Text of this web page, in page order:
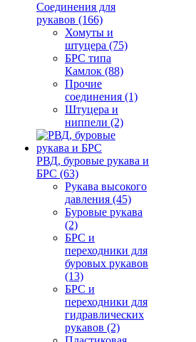
Соединения для
рукавов (166)
Хомуты и
штуцера (75)
БРС типа
Камлок (88)
Прочие
соединения (1)
Штуцера и
ниппели (2)
РВД, буровые рукава и
БРС (63)
Рукава высокого
давления (45)
Буровые рукава
(2)
БРС и
переходники для
буровых рукавов
(13)
БРС и
переходники для
гидравлических
рукавов (2)